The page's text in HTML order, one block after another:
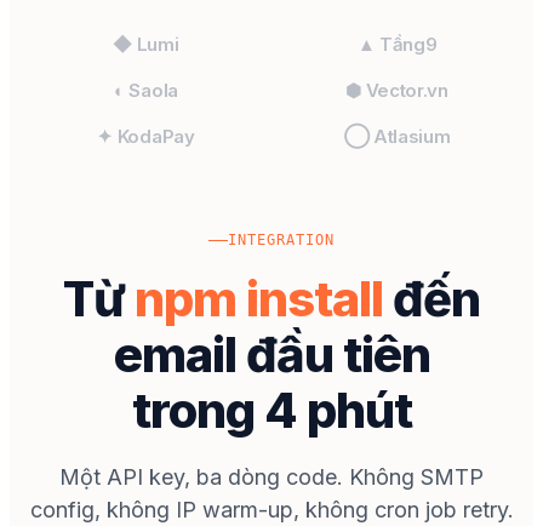
◆ Lumi
▲ Tầng9
◐ Saola
⬢ Vector.vn
✦ KodaPay
◯ Atlasium
INTEGRATION
Từ npm install đến
email đầu tiên
trong 4 phút
Một API key, ba dòng code. Không SMTP
config, không IP warm-up, không cron job retry.